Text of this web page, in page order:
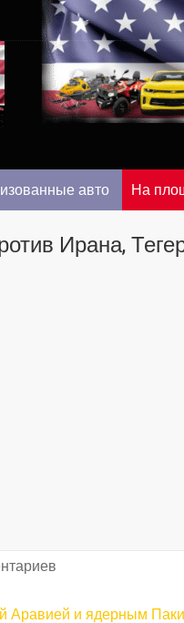
от
авто На
Ирана,
Аравией и ядерным